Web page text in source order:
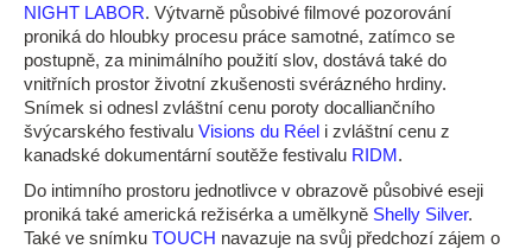
NIGHT LABOR. Výtvarně působivé filmové pozorování
proniká do hloubky procesu práce samotné, zatímco se
postupně, za minimálního použití slov, dostává také do
vnitřních prostor životní zkušenosti svérázného hrdiny.
Snímek si odnesl zvláštní cenu poroty docalliančního
švýcarského festivalu Visions du Réel i zvláštní cenu z
kanadské dokumentární soutěže festivalu RIDM.
Do intimního prostoru jednotlivce v obrazově působivé eseji
proniká také americká režisérka a umělkyně Shelly Silver.
Také ve snímku TOUCH navazuje na svůj předchozí zájem o